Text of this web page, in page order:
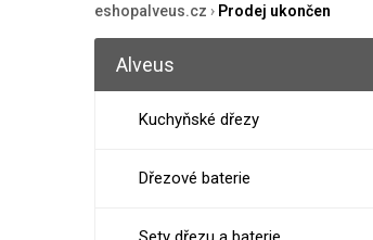
eshopalveus.cz › Prodej ukončen
Alveus
Kuchyňské dřezy
Dřezové baterie